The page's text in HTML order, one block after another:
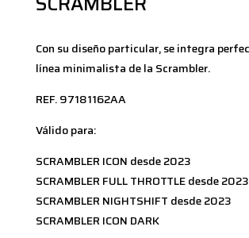
Con su diseño particular, se integra
línea minimalista de la Scrambler.
REF. 97181162AA
Válido para:
SCRAMBLER ICON desde 2023
SCRAMBLER FULL THROTTLE desde 2023
SCRAMBLER NIGHTSHIFT desde 2023
SCRAMBLER ICON DARK